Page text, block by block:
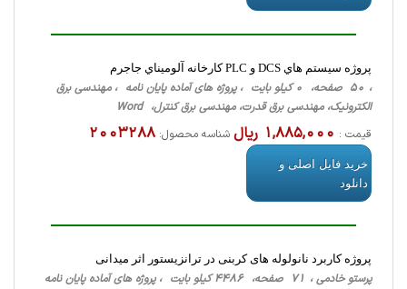
پروژه سيستم هاي DCS و PLC كارخانه آلوميناي جاجرم
، 50 صفحه، 0 کیلو بایت ، پروژه های آماده پایان نامه ، مهندسی برق
الکترونیک، مهندسی برق قدرت، مهندسی برق کنترل، Word
قیمت : 1,885,000 ریال شناسه محصول: 2003288
خرید فایل اصلی و
دانلود
پروژه کاربرد نانولوله های کربنی در ترانزیستور اثر میدانی
پرستو خادمی ، 71 صفحه، 4486 کیلو بایت ، پروژه های آماده پایان نامه